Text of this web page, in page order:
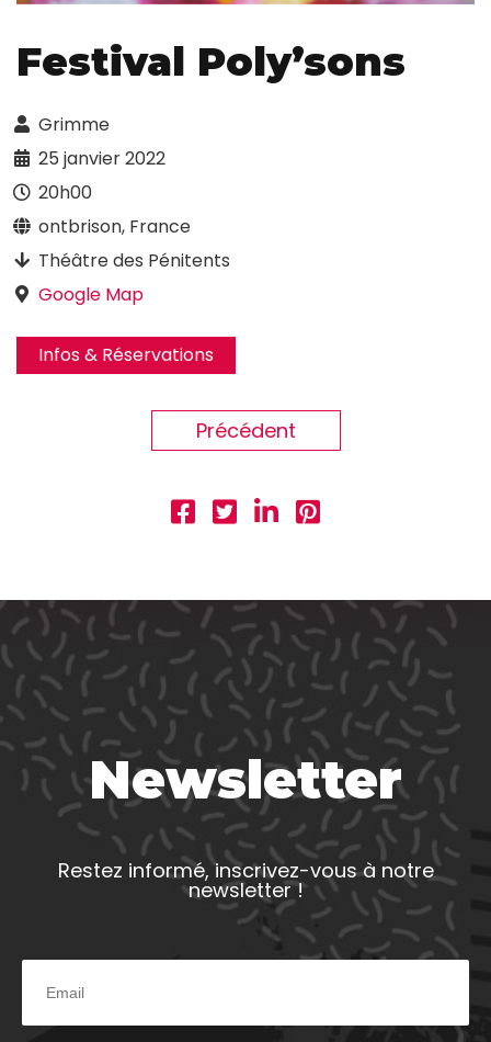
Festival Poly’sons
Grimme
25 janvier 2022
20h00
ontbrison, France
Théâtre des Pénitents
Google Map
Infos & Réservations
Précédent
Newsletter
Restez informé, inscrivez-vous à notre
newsletter !